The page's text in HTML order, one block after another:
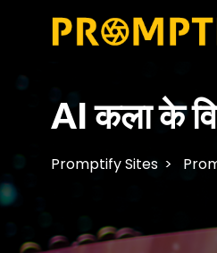
AI कला के
Promptify Sites